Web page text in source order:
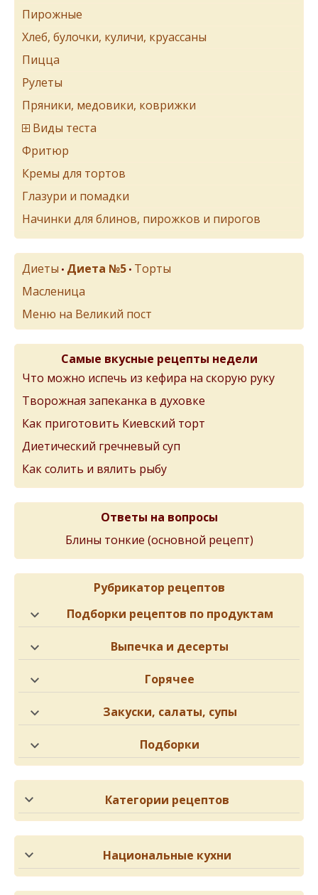
Пирожные
Хлеб, булочки, куличи, круассаны
Пицца
Рулеты
Пряники, медовики, коврижки
Виды теста
Фритюр
Кремы для тортов
Глазури и помадки
Начинки для блинов, пирожков и пирогов
Диеты • Диета №5 • Торты
Масленица
Меню на Великий пост
Самые вкусные рецепты недели
Что можно испечь из кефира на скорую руку
Творожная запеканка в духовке
Как приготовить Киевский торт
Диетический гречневый суп
Как солить и вялить рыбу
Ответы на вопросы
Блины тонкиe (основной рeцeпт)
Рубрикатор рецептов
Подборки рецептов по продуктам
Выпечка и десерты
Горячее
Закуски, салаты, супы
Подборки
Категории рецептов
Национальные кухни